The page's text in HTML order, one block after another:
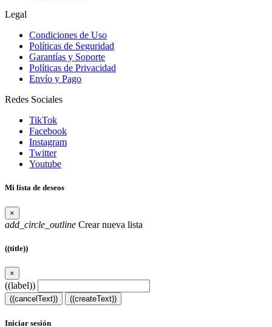
Legal
Condiciones de Uso
Políticas de Seguridad
Garantías y Soporte
Políticas de Privacidad
Envío y Pago
Redes Sociales
TikTok
Facebook
Instagram
Twitter
Youtube
Mi lista de deseos
×
add_circle_outline Crear nueva lista
((title))
×
((label))
((cancelText)) ((createText))
Iniciar sesión